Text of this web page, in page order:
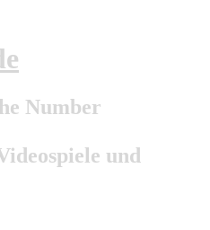
Number
und